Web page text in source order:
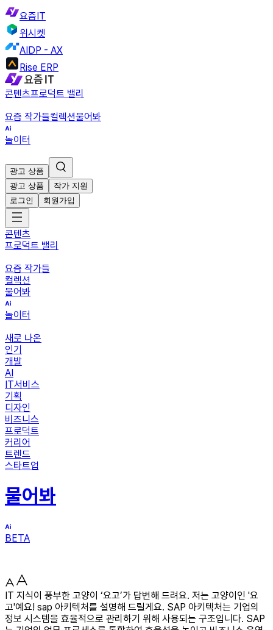
요즘IT
위시켓
AIDP - AX
Rise ERP
콘텐츠프로덕트 밸리
요즘 작가들컬렉션물어봐
놀이터
광고 상품
광고 상품
작가 지원
로그인
회원가입
콘텐츠
프로덕트 밸리
요즘 작가들
컬렉션
물어봐
놀이터
새로 나온
인기
개발
AI
IT서비스
기획
디자인
비즈니스
프로덕트
커리어
트렌드
스타트업
물어봐
BETA
IT 지식이 풍부한 고양이 ‘요고’가 답변해 드려요. 저는 고양이인 '요
고'예요! sap 아키텍처를 설명해 드릴게요. SAP 아키텍처는 기업의
정보 시스템을 효율적으로 관리하기 위해 사용되는 구조입니다. SAP